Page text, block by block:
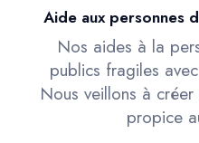
Aide aux personnes
Nos aides à la
publics fragiles
Nous veillons à
propice